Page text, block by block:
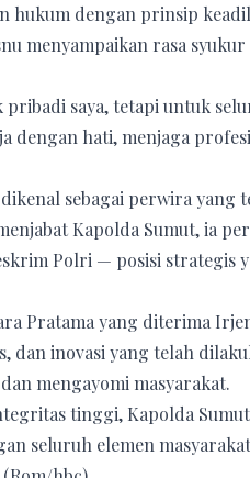
hukum dengan prinsip
menyampaikan rasa
saya, tetapi untuk
dengan hati, menjaga
sebagai perwira
Kapolda Sumut, ia
Polri — posisi strategis
Pratama yang diterima
dan inovasi yang telah
mengayomi masyarakat.
tinggi, Kapolda
seluruh elemen